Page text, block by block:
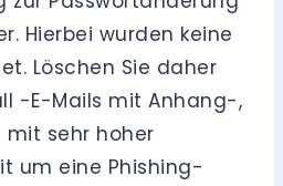
Hierbei wurden keine
Löschen Sie daher
-E-Mails mit Anhang-,
mit sehr hoher
um eine Phishing-